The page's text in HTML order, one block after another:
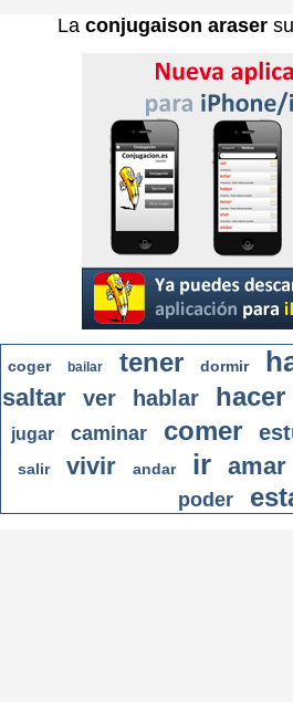
La conjugaison araser
coger bailar tener dormir
saltar
ver hablar hacer
jugar caminar comer
salir vivir andar ir amar
poder